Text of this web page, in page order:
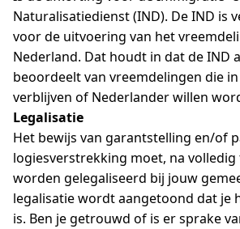
Naturalisatiedienst (IND). De IND is
voor de uitvoering van het
Nederland. Dat houdt in dat de IND
beoordeelt van vreemdelingen die
verblijven of Nederlander willen
Legalisatie
Het bewijs van garantstelling en/of
logiesverstrekking moet, na volledig
worden gelegaliseerd bij jouw
legalisatie wordt aangetoond dat je
is. Ben je getrouwd of is er sprake